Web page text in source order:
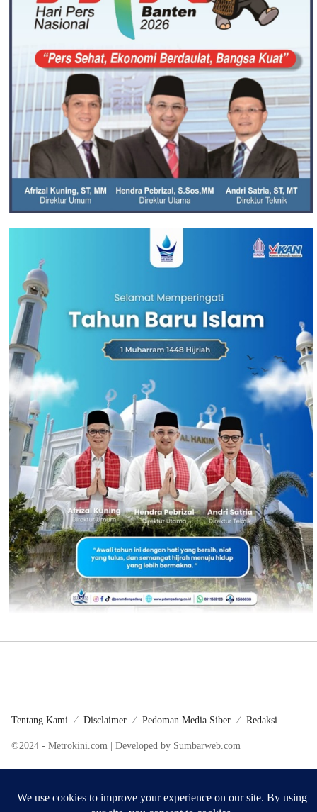
Tentang Kami Disclaimer Pedoman Media Siber Redaksi
©2024 - Metrokini.com | Developed by Sumbarweb.com